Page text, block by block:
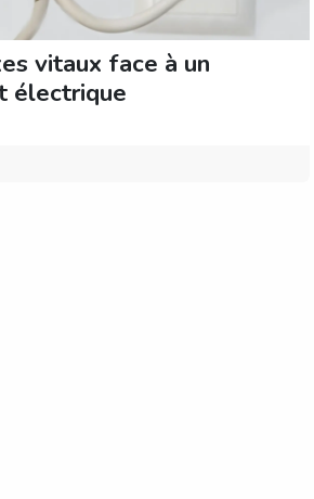
vitaux face à un
électrique